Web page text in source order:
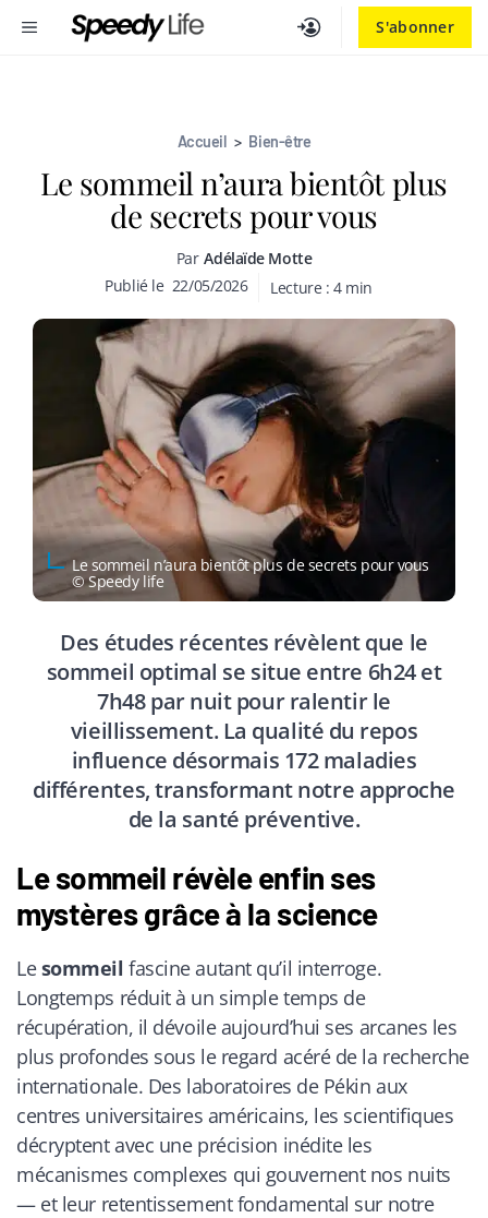
S'abonner
MENU
Accueil > Bien-être
Le sommeil n’aura bientôt plus
de secrets pour vous
Par Adélaïde Motte
Publié le 22/05/2026 Lecture : 4 min
Le sommeil n’aura bientôt plus de secrets pour vous
© Speedy life
Des études récentes révèlent que le
sommeil optimal se situe entre 6h24 et
7h48 par nuit pour ralentir le
vieillissement. La qualité du repos
influence désormais 172 maladies
différentes, transformant notre approche
de la santé préventive.
Le sommeil révèle enfin ses
mystères grâce à la science
Lesommeil fascine autant qu’il interroge.
Longtemps réduit à un simple temps de
récupération, il dévoile aujourd’hui ses arcanes les
plus profondes sous le regard acéré de la recherche
internationale. Des laboratoires de Pékin aux
centres universitaires américains, les scientifiques
décryptent avec une précision inédite les
mécanismes complexes qui gouvernent nos nuits
— et leur retentissement fondamental sur notre